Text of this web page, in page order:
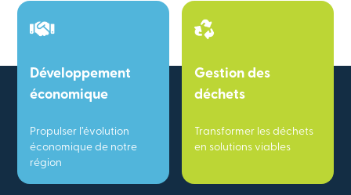
Développement
économique
Propulser l’évolution
économique de notre
région
Gestion des
déchets
Transformer les déchets
en solutions viables